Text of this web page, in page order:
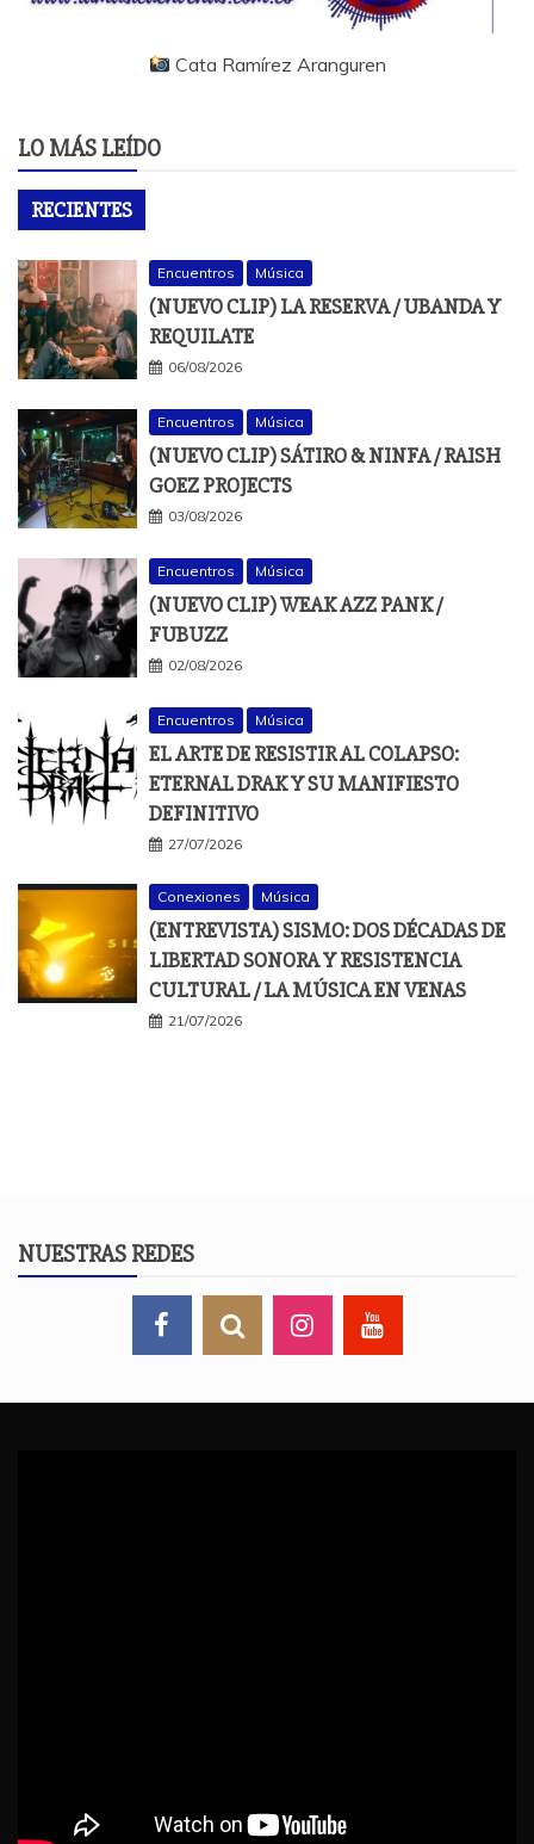
Cata Ramírez Aranguren
LO MÁS LEÍDO
RECIENTES
Encuentros Música
(NUEVO CLIP) LA RESERVA / UBANDA Y
REQUILATE
06/08/2026
Encuentros Música
(NUEVO CLIP) SÁTIRO & NINFA / RAISH
GOEZ PROJECTS
03/08/2026
Encuentros Música
(NUEVO CLIP) WEAK AZZ PANK /
FUBUZZ
02/08/2026
Encuentros Música
EL ARTE DE RESISTIR AL COLAPSO:
ETERNAL DRAK Y SU MANIFIESTO
DEFINITIVO
27/07/2026
Conexiones Música
(ENTREVISTA) SISMO: DOS DÉCADAS DE
LIBERTAD SONORA Y RESISTENCIA
CULTURAL / LA MÚSICA EN VENAS
21/07/2026
NUESTRAS REDES